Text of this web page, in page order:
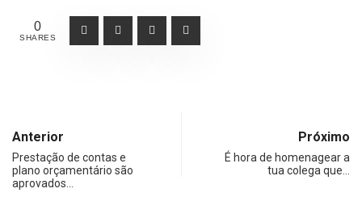
0
SHARES
Anterior
Prestação de contas e
plano orçamentário são
aprovados…
Próximo
É hora de homenagear a
tua colega que…